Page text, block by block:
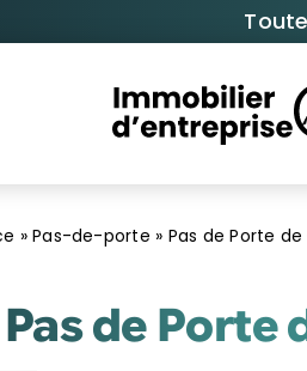
»Pas-de-porte » Pas de Porte
Pas de Porte